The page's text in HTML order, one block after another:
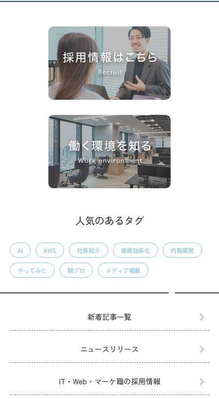
人気のあるタグ
AI AWS 社員紹介 業務効率化 内製開発
やってみた 競プロ メディア掲載
新着記事一覧
ニュースリリース
IT・Web・マーケ職の採用情報